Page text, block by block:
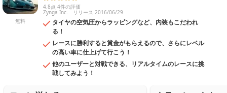
無料
4.8点 4件の評価
Zynga Inc. リリース 2016/06/29
タイヤの空気圧からラッピングなど、内装もこだわれ
る！
レースに勝利すると賞金がもらえるので、さらにレベル
の高い車に仕上げて行こう！
他のユーザーと対戦できる、リアルタイムのレースに挑
戦してみよう！